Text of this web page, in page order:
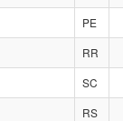
PE
RR
SC
RS